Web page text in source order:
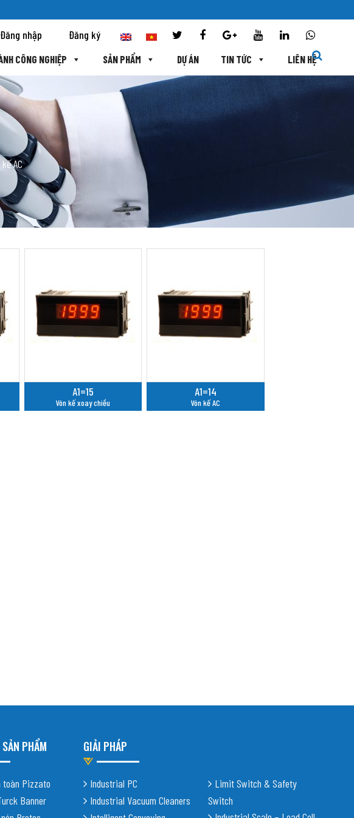
Đăng nhập Đăng ký
CÔNG NGHIỆP SẢN PHẨM DỰ ÁN TIN TỨC LIÊN HỆ
AC
A1=15
Vôn kế xoay chiều
A1=14
Vôn kế AC
PHẨM
toàn Pizzato
Banner
GIẢI PHÁP
Industrial PC
Industrial Vacuum Cleaners
Limit Switch & Safety
Switch